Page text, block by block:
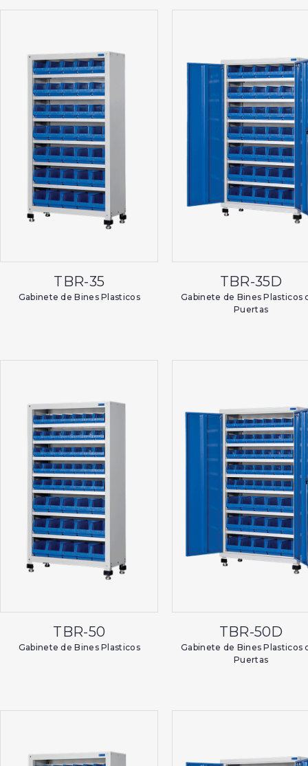
TBR-35
Gabinete de Bines Plasticos
TBR-35D
Gabinete de Bines Plasticos
Puertas
TBR-50
Gabinete de Bines Plasticos
TBR-50D
Gabinete de Bines Plasticos
Puertas